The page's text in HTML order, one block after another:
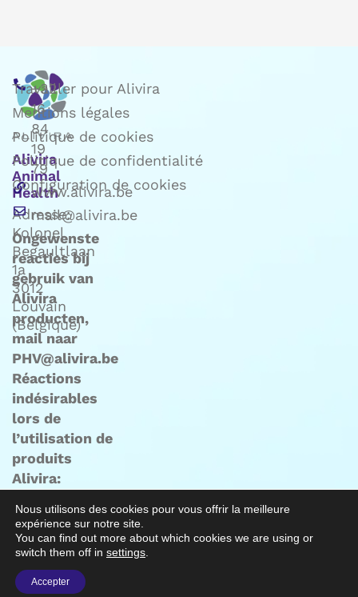
Alivira
Animal
Health
Adresse:
Kolonel
Begaultlaan
1a
3012
Louvain
(Belgique)
+32
16
84
19
79
www.alivira.be
mail@alivira.be
Ongewenste
reacties bij
gebruik van
Alivira
producten,
mail naar
PHV@alivira.be
Réactions
indésirables
lors de
l’utilisation de
produits
Alivira:
mail à
PHV@alivira.be
Travailler pour Alivira
Mentions légales
Politique de cookies
Politique de confidentialité
Configuration de cookies
© Alivira Animal Health Limited 2024.
Nous utilisons des cookies pour vous offrir la meilleure
expérience sur notre site.
You can find out more about which cookies we are using or
switch them off in settings
Accepter